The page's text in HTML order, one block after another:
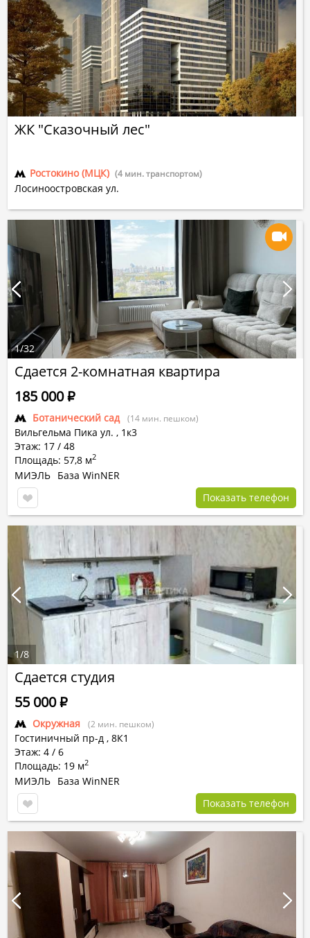
ЖК "Сказочный лес"
Ростокино (МЦК) (4 мин. транспортом)
Лосиноостровская ул.
Сдается 2-комнатная квартира
Ботанический сад (14 мин. пешком)
Вильгельма Пика ул. , 1к3
Этаж: 17 / 48
Площадь: 57,8 м2
185 000Р
МИЭЛЬ База WinNER
Показать телефон
1/32
Сдается студия
Окружная (2 мин. пешком)
Гостиничный пр-д , 8К1
Этаж: 4 / 6
Площадь: 19 м2
55 000Р
МИЭЛЬ База WinNER
Показать телефон
1/8